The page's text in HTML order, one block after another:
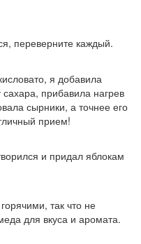
переверните каждый.
я добавила
прибавила нагрев
сырники, а точнее его
прием!
и придал яблокам
так что не
для вкуса и аромата.